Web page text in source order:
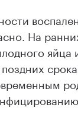
На
яйца